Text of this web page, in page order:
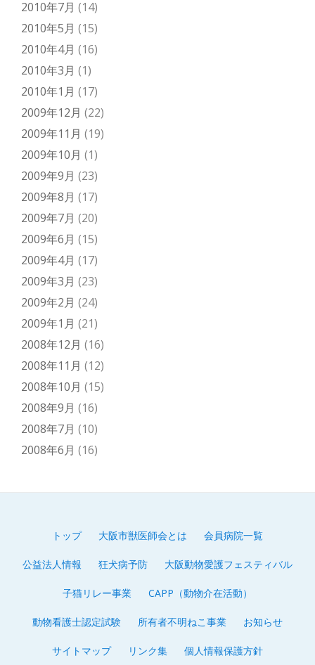
2010年7月 (14)
2010年5月 (15)
2010年4月 (16)
2010年3月 (1)
2010年1月 (17)
2009年12月 (22)
2009年11月 (19)
2009年10月 (1)
2009年9月 (23)
2009年8月 (17)
2009年7月 (20)
2009年6月 (15)
2009年4月 (17)
2009年3月 (23)
2009年2月 (24)
2009年1月 (21)
2008年12月 (16)
2008年11月 (12)
2008年10月 (15)
2008年9月 (16)
2008年7月 (10)
2008年6月 (16)
ニ
トップ 大阪市獣医師会とは 会員病院一覧
公益法人情報 狂犬病予防 大阪動物愛護フェスティバル
子猫リレー事業 CAPP（動物介在活動）
動物看護士認定試験 所有者不明ねこ事業 お知らせ
サイトマップ リンク集 個人情報保護方針